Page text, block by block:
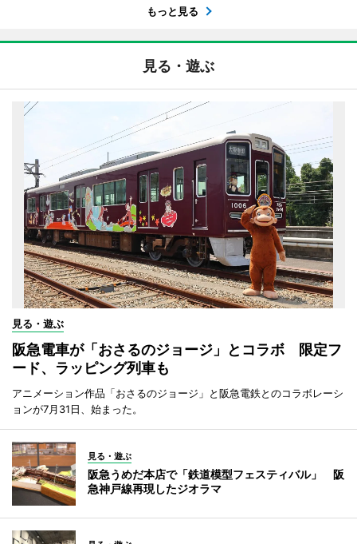
もっと見る
見る・遊ぶ
見る・遊ぶ
阪急電車が「おさるのジョージ」とコラボ 限定フ
ード、ラッピング列車も
アニメーション作品「おさるのジョージ」と阪急電鉄とのコラボレーシ
ョンが7月31日、始まった。
見る・遊ぶ
阪急うめだ本店で「鉄道模型フェスティバル」 阪
急神戸線再現したジオラマ